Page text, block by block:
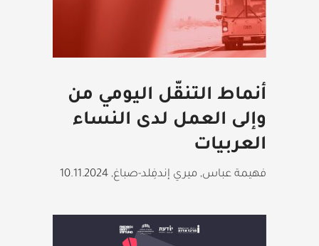
أنماط التنقّل اليومي من
وإلى العمل لدى النساء
العربيات
فهيمة عباس, ميري إندفِلد-صباغ,
10.11.2024